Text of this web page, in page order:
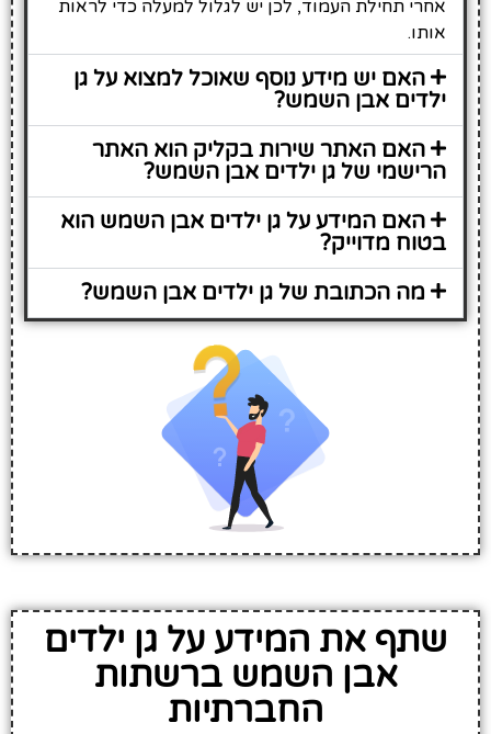
אחרי תחילת העמוד, לכן יש לגלול למעלה כדי לראות
אותו.
האם יש מידע נוסף שאוכל למצוא על גן
ילדים אבן השמש?
האם האתר שירות בקליק הוא האתר
הרישמי של גן ילדים אבן השמש?
האם המידע על גן ילדים אבן השמש הוא
בטוח מדוייק?
מה הכתובת של גן ילדים אבן השמש?
שתף את המידע על גן ילדים
אבן השמש ברשתות
החברתיות